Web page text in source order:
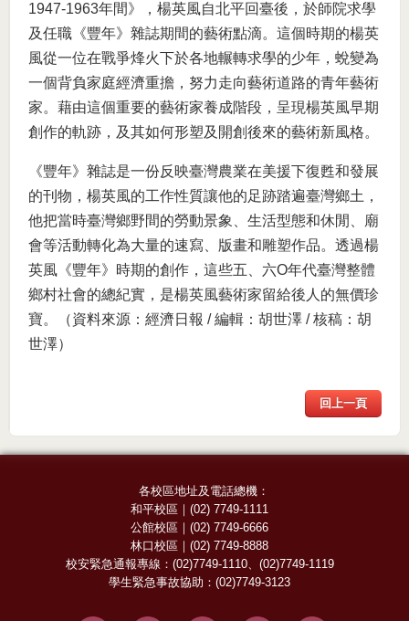
1947-1963年間》，楊英風自北平回臺後，於師院求學
及任職《豐年》雜誌期間的藝術點滴。這個時期的楊英
風從一位在戰爭烽火下於各地輾轉求學的少年，蛻變為
一個背負家庭經濟重擔，努力走向藝術道路的青年藝術
家。藉由這個重要的藝術家養成階段，呈現楊英風早期
創作的軌跡，及其如何形塑及開創後來的藝術新風格。
《豐年》雜誌是一份反映臺灣農業在美援下復甦和發展
的刊物，楊英風的工作性質讓他的足跡踏遍臺灣鄉土，
他把當時臺灣鄉野間的勞動景象、生活型態和休閒、廟
會等活動轉化為大量的速寫、版畫和雕塑作品。透過楊
英風《豐年》時期的創作，這些五、六O年代臺灣整體
鄉村社會的總紀實，是楊英風藝術家留給後人的無價珍
寶。（資料來源：經濟日報 / 編輯：胡世澤 / 核稿：胡
世澤）
回上一頁
各校區地址及電話總機：
和平校區 ｜(02) 7749-1111
公館校區 ｜(02) 7749-6666
林口校區 ｜(02) 7749-8888
校安緊急通報專線： (02)7749-1110、 (02)7749-1119
學生緊急事故協助：(02)7749-3123